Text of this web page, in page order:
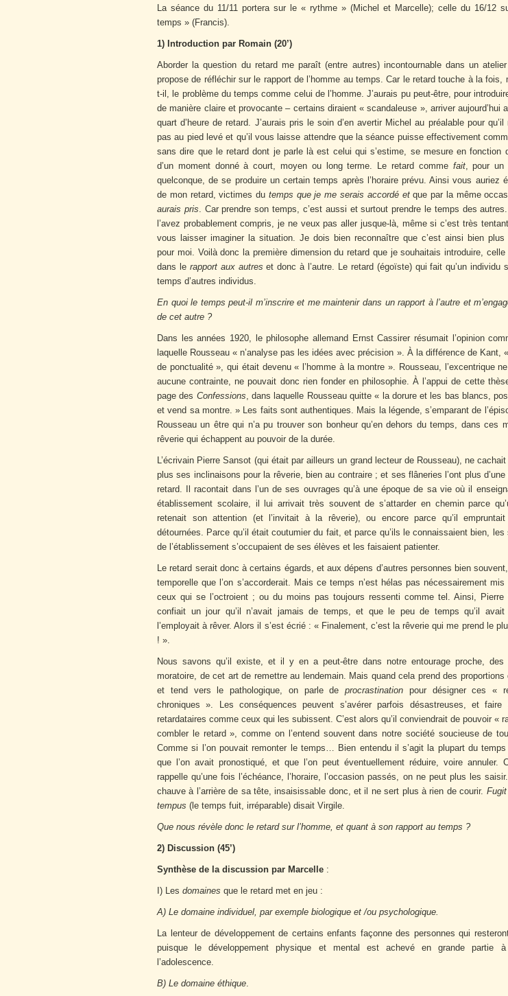
La séance du 11/11 portera sur le « rythme » (Michel et Marcelle); celle du 16/12
temps » (Francis).
1) Introduction par Romain (20’)
Aborder la question du retard me paraît (entre autres) incontournable dans un
propose de réfléchir sur le rapport de l’homme au temps. Car le retard touche à la fois,
t-il, le problème du temps comme celui de l’homme. J’aurais pu peut-être, pour
de manière claire et provocante – certains diraient « scandaleuse », arriver aujourd’hui
quart d’heure de retard. J’aurais pris le soin d’en avertir Michel au préalable pour qu’il
pas au pied levé et qu’il vous laisse attendre que la séance puisse effectivement
sans dire que le retard dont je parle là est celui qui s’estime, se mesure en fonction
d’un moment donné à court, moyen ou long terme. Le retard comme fait, pour un
quelconque, de se produire un certain temps après l’horaire prévu. Ainsi vous auriez
de mon retard, victimes du temps que je me serais accordé etque par la même
aurais pris. Car prendre son temps, c’est aussi et surtout prendre le temps des
l’avez probablement compris, je ne veux pas aller jusque-là, même si c’est très
vous laisser imaginer la situation. Je dois bien reconnaître que c’est ainsi bien plus
pour moi. Voilà donc la première dimension du retard que je souhaitais introduire,
dans le rapport aux autres et donc à l’autre. Le retard (égoïste) qui fait qu’un individu
temps d’autres individus.
En quoi le temps peut-il m’inscrire et me maintenir dans un rapport à l’autre et
de cet autre ?
Dans les années 1920, le philosophe allemand Ernst Cassirer résumait l’opinion
laquelle Rousseau « n’analyse pas les idées avec précision ». À la différence de Kant,
de ponctualité », qui était devenu « l’homme à la montre ». Rousseau, l’excentrique
aucune contrainte, ne pouvait donc rien fonder en philosophie. À l’appui de cette
page des Confessions, dans laquelle Rousseau quitte « la dorure et les bas blancs,
et vend sa montre. » Les faits sont authentiques. Mais la légende, s’emparant de
Rousseau un être qui n’a pu trouver son bonheur qu’en dehors du temps, dans ces
rêverie qui échappent au pouvoir de la durée.
L’écrivain Pierre Sansot (qui était par ailleurs un grand lecteur de Rousseau), ne
plus ses inclinaisons pour la rêverie, bien au contraire ; et ses flâneries l’ont plus
retard. Il racontait dans l’un de ses ouvrages qu’à une époque de sa vie où il
établissement scolaire, il lui arrivait très souvent de s’attarder en chemin parce
retenait son attention (et l’invitait à la rêverie), ou encore parce qu’il
détournées. Parce qu’il était coutumier du fait, et parce qu’ils le connaissaient bien, les
de l’établissement s’occupaient de ses élèves et les faisaient patienter.
Le retard serait donc à certains égards, et aux dépens d’autres personnes bien
temporelle que l’on s’accorderait. Mais ce temps n’est hélas pas nécessairement
ceux qui se l’octroient ; ou du moins pas toujours ressenti comme tel. Ainsi, Pierre
confiait un jour qu’il n’avait jamais de temps, et que le peu de temps qu’il avait
l’employait à rêver. Alors il s’est écrié : « Finalement, c’est la rêverie qui me prend le
! ».
Nous savons qu’il existe, et il y en a peut-être dans notre entourage proche, des
moratoire, de cet art de remettre au lendemain. Mais quand cela prend des proportions
et tend vers le pathologique, on parle deprocrastination pour désigner ces «
chroniques ». Les conséquences peuvent s’avérer parfois désastreuses, et faire
retardataires comme ceux qui les subissent. C’est alors qu’il conviendrait de pouvoir «
combler le retard », comme on l’entend souvent dans notre société soucieuse de
Comme si l’on pouvait remonter le temps… Bien entendu il s’agit la plupart du temps
que l’on avait pronostiqué, et que l’on peut éventuellement réduire, voire annuler.
rappelle qu’une fois l’échéance, l’horaire, l’occasion passés, on ne peut plus les
chauve à l’arrière de sa tête, insaisissable donc, et il ne sert plus à rien de courir. Fugit
tempus (le temps fuit, irréparable) disait Virgile.
Que nous révèle donc le retard sur l’homme, et quant à son rapport au temps ?
2) Discussion (45’)
Synthèse de la discussion par Marcelle :
I) Les domaines que le retard met en jeu :
A) Le domaine individuel, par exemple biologique et /ou psychologique.
La lenteur de développement de certains enfants façonne des personnes qui
puisque le développement physique et mental est achevé en grande partie
l’adolescence.
B) Le domaine éthique.